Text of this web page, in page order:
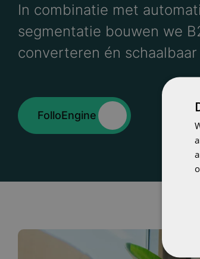
In combinatie met
segmentatie bouwen we
converteren én
FolloEngine